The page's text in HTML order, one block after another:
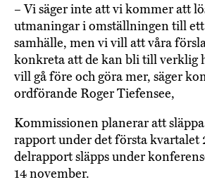
– Vi säger inte att vi kommer att
utmaningar i omställningen till
samhälle, men vi vill att våra
konkreta att de kan bli till verklig
vill gå före och göra mer, säger
ordförande Roger Tiefensee,
Kommissionen planerar att
rapport under det första kvartalet
delrapport släpps under
14 november.